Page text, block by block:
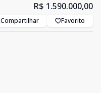
R$ 1.590.000,00
Compartilhar Favorito